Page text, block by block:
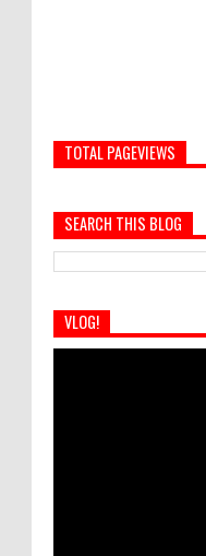
TOTAL PAGEVIEWS
SEARCH THIS BLOG
VLOG!